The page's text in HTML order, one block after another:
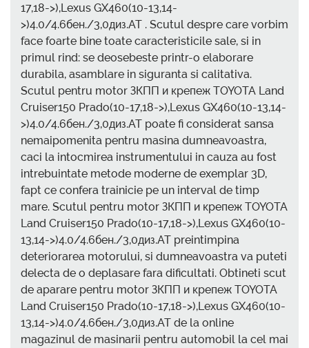
17,18->),Lexus GX460(10-13,14-
>)4.0/4.6бен./3,0диз.AT . Scutul despre care vorbim
face foarte bine toate caracteristicile sale, si in
primul rind: se deosebeste printr-o elaborare
durabila, asamblare in siguranta si calitativa.
Scutul pentru motor ЗКПП и крепеж TOYOTA Land
Cruiser150 Prado(10-17,18->),Lexus GX460(10-13,14-
>)4.0/4.6бен./3,0диз.AT poate fi considerat sansa
nemaipomenita pentru masina dumneavoastra,
caci la intocmirea instrumentului in cauza au fost
intrebuintate metode moderne de exemplar 3D,
fapt ce confera trainicie pe un interval de timp
mare. Scutul pentru motor ЗКПП и крепеж TOYOTA
Land Cruiser150 Prado(10-17,18->),Lexus GX460(10-
13,14->)4.0/4.6бен./3,0диз.AT preintimpina
deteriorarea motorului, si dumneavoastra va puteti
delecta de o deplasare fara dificultati. Obtineti scut
de aparare pentru motor ЗКПП и крепеж TOYOTA
Land Cruiser150 Prado(10-17,18->),Lexus GX460(10-
13,14->)4.0/4.6бен./3,0диз.AT de la online
magazinul de masinarii pentru automobil la cel mai